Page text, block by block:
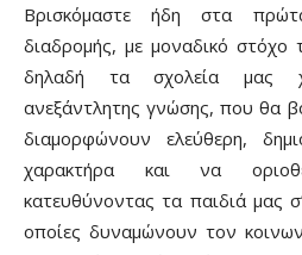
Βρισκόμαστε ήδη στα
διαδρομής, με μοναδικό στόχο
δηλαδή τα σχολεία μας
ανεξάντλητης γνώσης, που θα
διαμορφώνουν ελεύθερη,
χαρακτήρα και να
κατευθύνοντας τα παιδιά μας
οποίες δυναμώνουν τον